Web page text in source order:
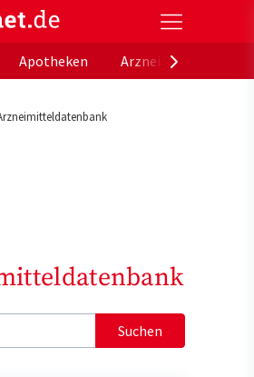
offizielle Gesundheitsportal der
Apotheken
Suchen